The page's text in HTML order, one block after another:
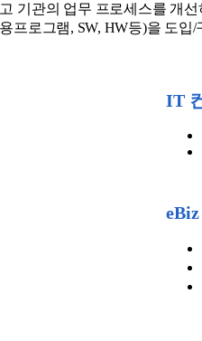
고 기관의 업무 프로세스를 개
용프로그램, SW, HW등)을 도입/
IT